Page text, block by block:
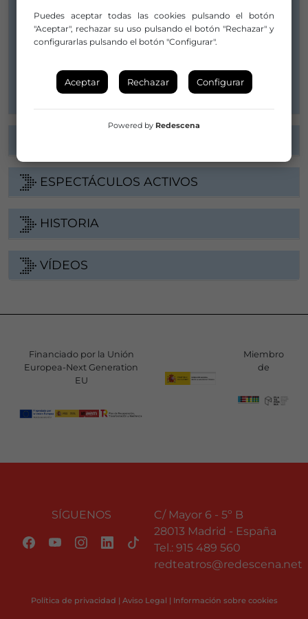
649597529 / 686597443
infoteatrodelvelador@gmail.com
juandolores2002@yahoo.es
ESPECTÁCULOS ACTIVOS
HISTORIA
VÍDEOS
Financiado por la Unión
Europea-Next Generation
EU
Miembro
de
SÍGUENOS
C/ Mayor 6 - 5º B
28013 Madrid - España
Tel.: 915 489 560
redteatros@redescena.net
Política de privacidad | Aviso Legal | Información sobre cookies
Puedes aceptar todas las cookies pulsando el botón
"Aceptar", rechazar su uso pulsando el botón "Rechazar" y
configurarlas pulsando el botón "Configurar".
Aceptar Rechazar Configurar
Powered by Redescena